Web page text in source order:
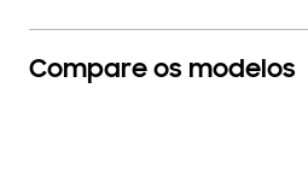
Compare os modelos